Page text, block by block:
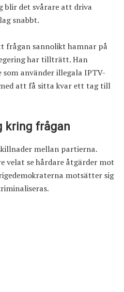
blir det svårare att driva
snabbt.
frågan sannolikt hamnar på
har tillträtt. Han
använder illegala IPTV-
att få sitta kvar ett tag till
kring frågan
mellan partierna.
velat se hårdare åtgärder mot
motsätter sig